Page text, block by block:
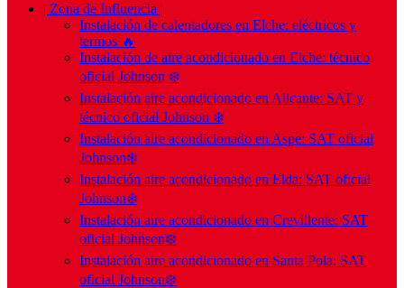
| Zona de Influencia |
Instalación de calentadores en Elche: eléctricos y
termos 🔥
Instalación de aire acondicionado en Elche: técnico
oficial Johnson ❄️
Instalación aire acondicionado en Alicante: SAT y
técnico oficial Johnson ❄️
Instalación aire acondicionado en Aspe: SAT oficial
Johnson❄️
Instalación aire acondicionado en Elda: SAT oficial
Johnson❄️
Instalación aire acondicionado en Crevillente: SAT
oficial Johnson❄️
Instalación aire acondicionado en Santa Pola: SAT
oficial Johnson❄️